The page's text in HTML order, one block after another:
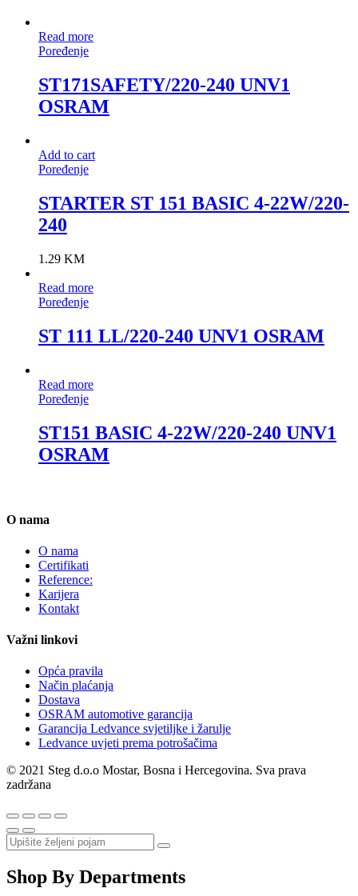
Read more
Poređenje
ST171SAFETY/220-240 UNV1
OSRAM
Add to cart
Poređenje
STARTER ST 151 BASIC 4-22W/220-
240
1.29 KM
Read more
Poređenje
ST 111 LL/220-240 UNV1 OSRAM
Read more
Poređenje
ST151 BASIC 4-22W/220-240 UNV1
OSRAM
O nama
O nama
Certifikati
Reference:
Karijera
Kontakt
Važni linkovi
Opća pravila
Način plaćanja
Dostava
OSRAM automotive garancija
Garancija Ledvance svjetiljke i žarulje
Ledvance uvjeti prema potrošačima
© 2021 Steg d.o.o Mostar, Bosna i Hercegovina. Sva prava
zadržana
Shop By Departments